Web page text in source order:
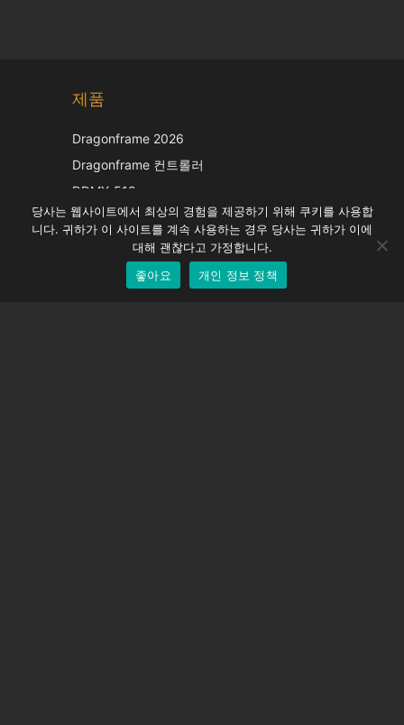
제품
Dragonframe 2026
Dragonframe 컨트롤러
DDMX-512
DMC-32
EOS LV 보정 캡
당사는 웹사이트에서 최상의 경험을 제공하기 위해 쿠키를 사용합
니다. 귀하가 이 사이트를 계속 사용하는 경우 당사는 귀하가 이에
대해 괜찮다고 가정합니다.
좋아요
개인 정보 정책
German